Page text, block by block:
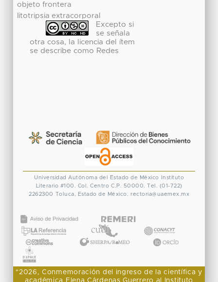
objeto frontera
litotripsia extracorporal
Excepto si
se señala
otra cosa, la licencia del ítem
se describe como Redes
Universidad Autónoma del Estado de México
Instituto
Literario #100. Col. Centro C.P. 50000. Tel. (01-722)
2262300 Toluca, Estado de México. rectoria@uaemex.mx
"2026, Conmemoración del ingreso de la científica y